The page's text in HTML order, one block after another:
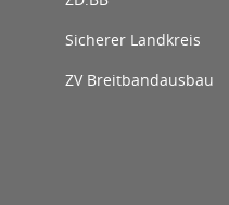
Sicherer Landkreis
ZV Breitbandausbau